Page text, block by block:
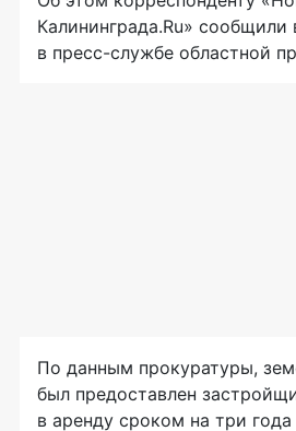
Калининграда.Ru» сообщили
в пресс-службе областной
По данным прокуратуры,
был предоставлен
в аренду сроком на три года